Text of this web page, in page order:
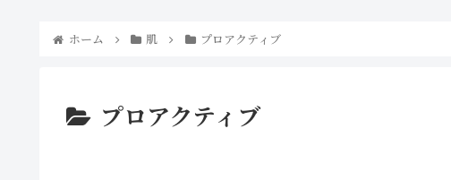
つるん肌へ
ホーム 肌 プロアクティブ
プロアクティブ